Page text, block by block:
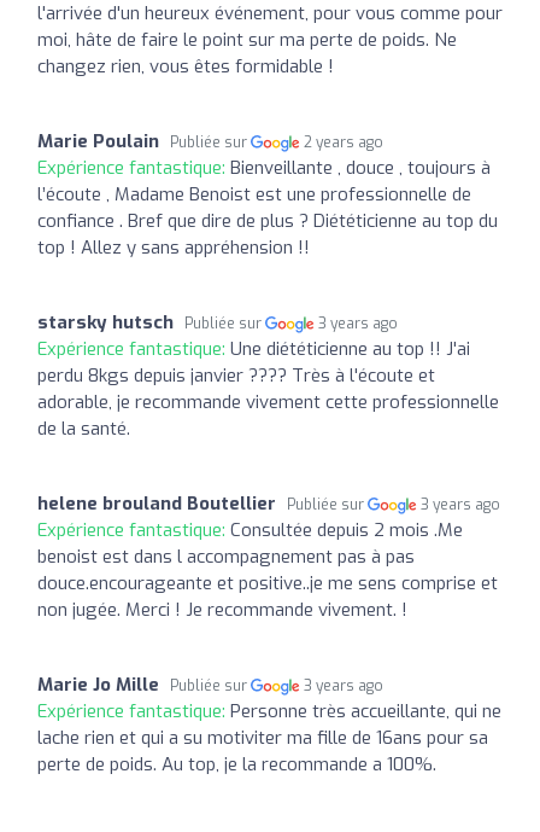
l'arrivée d'un heureux événement, pour vous comme pour
moi, hâte de faire le point sur ma perte de poids. Ne
changez rien, vous êtes formidable !
Marie Poulain Publiée sur 2 years ago
Expérience fantastique: Bienveillante , douce , toujours à
l’écoute , Madame Benoist est une professionnelle de
confiance . Bref que dire de plus ? Diététicienne au top du
top ! Allez y sans appréhension !!
starsky hutsch Publiée sur 3 years ago
Expérience fantastique: Une diététicienne au top !! J'ai
perdu 8kgs depuis janvier ???? Très à l'écoute et
adorable, je recommande vivement cette professionnelle
de la santé.
helene brouland Boutellier Publiée sur 3 years ago
Expérience fantastique: Consultée depuis 2 mois .Me
benoist est dans l accompagnement pas à pas
douce.encourageante et positive..je me sens comprise et
non jugée. Merci ! Je recommande vivement. !
Marie Jo Mille Publiée sur 3 years ago
Expérience fantastique: Personne très accueillante, qui ne
lache rien et qui a su motiviter ma fille de 16ans pour sa
perte de poids. Au top, je la recommande a 100%.